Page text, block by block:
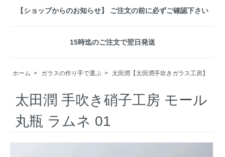
【ショップからのお知らせ】 ご注文の前に必ずご確認下さい
15時迄のご注文で翌日発送
ホーム > ガラスの作り手で選ぶ > 太田潤【太田潤手吹きガラス工房】
太田潤 手吹き硝子工房 モール
丸瓶 ラムネ 01